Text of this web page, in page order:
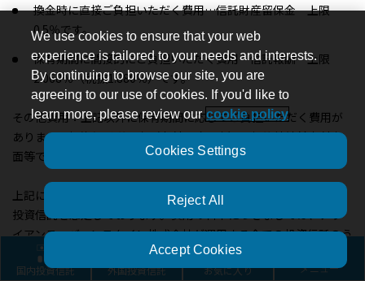
国内投資信託 外国投資信託 お気に入り メニュー
換金時に直接ご負担いただく費用…信託財産留保金 上限
0.5％です。
保有期間に間接的にご負担いただく費用…信託報酬 上限
2.068％（税抜1.880％）です。
その他費用：上記以外に保有期間に応じてご負担いただく費用が
あります。投資信託説明書（交付目論見書）、契約締結前交付書
面等でご確認ください。
上記に記載しているリスクや費用項目につきましては、一般的な
投資信託を想定しております。費用の料率につきましては、アラ
イアンス・バーンスタイン株式会社が運用する全ての投資信託のう
ち、徴収するそれぞれの費用における最高の料率を記載しており
ます。
We use cookies to ensure that your web
experience is tailored to your needs and interests.
By continuing to browse our site, you are
agreeing to our use of cookies. If you'd like to
learn more, please review our cookie policy
Cookies Settings
Reject All
Accept Cookies